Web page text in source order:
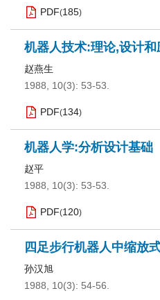
PDF(185)
机器人技术:理论,设计和
赵燕生
1988, 10(3): 53-53.
PDF(134)
机器人学:分析设计基础
赵平
1988, 10(3): 53-53.
PDF(120)
四足步行机器人中缩放
孙汉旭
1988, 10(3): 54-56.